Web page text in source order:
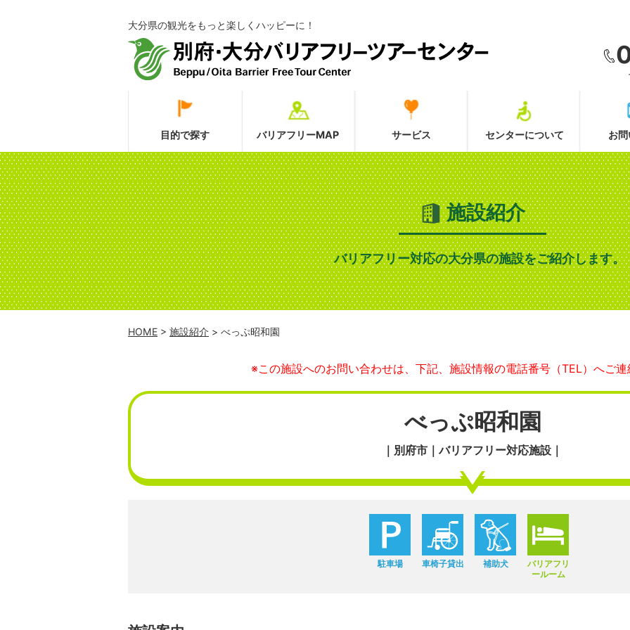
大分県の観光をもっと楽しくハッピーに！
目的で探す バリアフリーMAP サービス センターについて お
施設紹介
バリアフリー対応の大分県の施設をご紹介します。
HOME > 施設紹介 > べっぷ昭和園
※この施設へのお問い合わせは、下記、施設情報の電話番号（TEL）へご連
べっぷ昭和園
｜別府市｜バリアフリー対応施設｜
駐車場 車椅子貸出 補助犬
バリアフリ
ールーム